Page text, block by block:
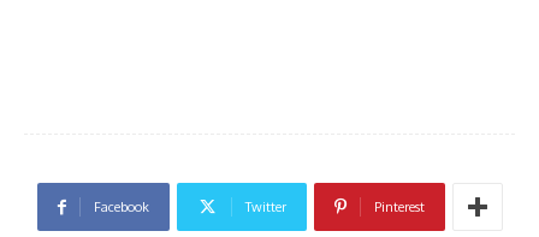
Facebook Twitter Pinterest